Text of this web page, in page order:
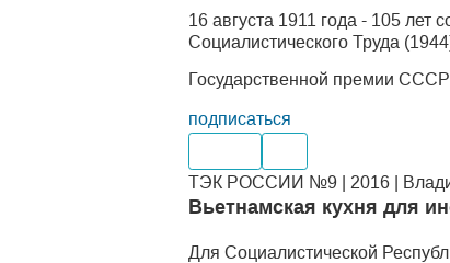
16 августа 1911 года - 105
Социалистического Труда
Государственной премии СССР
подписаться
ТЭК РОССИИ №9 | 2016 |
Вьетнамская кухня для
Для Социалистической